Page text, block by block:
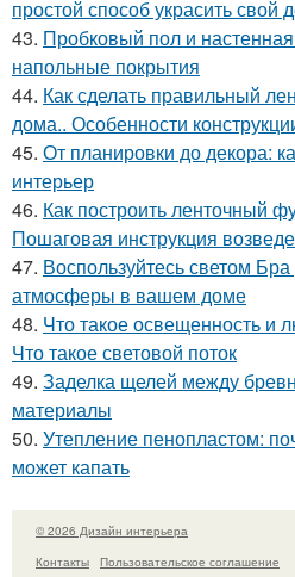
простой способ украсить свой
43. Пробковый пол и
напольные покрытия
44. Как сделать правильный
дома.. Особенности
45. От планировки до декора:
интерьер
46. Как построить ленточный
Пошаговая инструкция
47. Воспользуйтесь светом
атмосферы в вашем доме
48. Что такое освещенность и
Что такое световой поток
49. Заделка щелей между
материалы
50. Утепление пенопластом:
может капать
© 2026 Дизайн интерьера
Контакты
Пользовательское соглашение